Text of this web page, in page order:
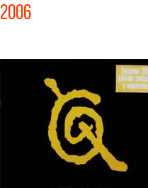
2006